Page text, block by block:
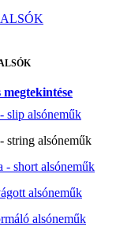
megtekintése
slip alsóneműk
string alsóneműk
- short alsóneműk
alsóneműk
alsóneműk